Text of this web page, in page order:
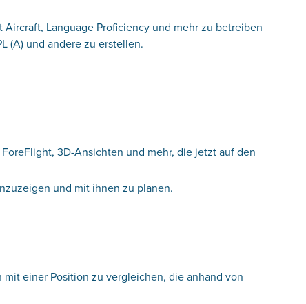
Language Proficiency und mehr zu betreiben
(A) und andere zu erstellen.
3D-Ansichten und mehr, die jetzt auf den
und mit ihnen zu planen.
mit einer Position zu vergleichen, die anhand von